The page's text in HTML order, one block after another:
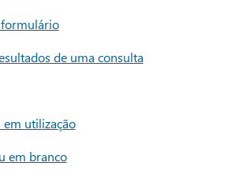
de uma consulta
em utilização
em branco